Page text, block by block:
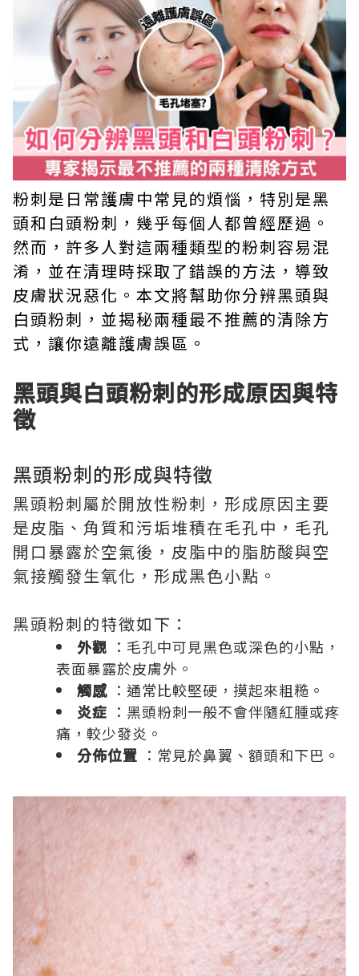
粉刺是日常護膚中常見的煩惱，特別是黑
頭和白頭粉刺，幾乎每個人都曾經歷過。
然而，許多人對這兩種類型的粉刺容易混
淆，並在清理時採取了錯誤的方法，導致
皮膚狀況惡化。本文將幫助你分辨黑頭與
白頭粉刺，並揭秘兩種最不推薦的清除方
式，讓你遠離護膚誤區。
黑頭與白頭粉刺的形成原因與特
徵
黑頭粉刺的形成與特徵
黑頭粉刺屬於開放性粉刺，形成原因主要
是皮脂、角質和污垢堆積在毛孔中，毛孔
開口暴露於空氣後，皮脂中的脂肪酸與空
氣接觸發生氧化，形成黑色小點。
黑頭粉刺的特徵如下：
外觀 ：毛孔中可見黑色或深色的小點，
表面暴露於皮膚外。
觸感 ：通常比較堅硬，摸起來粗糙。
炎症 ：黑頭粉刺一般不會伴隨紅腫或疼
痛，較少發炎。
分佈位置 ：常見於鼻翼、額頭和下巴。